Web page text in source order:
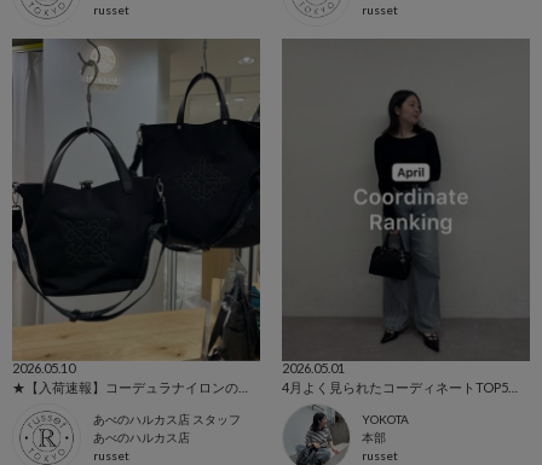
russet
russet
2026.05.10
あべのハルカス店 スタッフ
あべのハルカス店
russet
2026.05.01
4月よく見られたコーディネートTOP5をご紹介！
YOKOTA
本部
russet